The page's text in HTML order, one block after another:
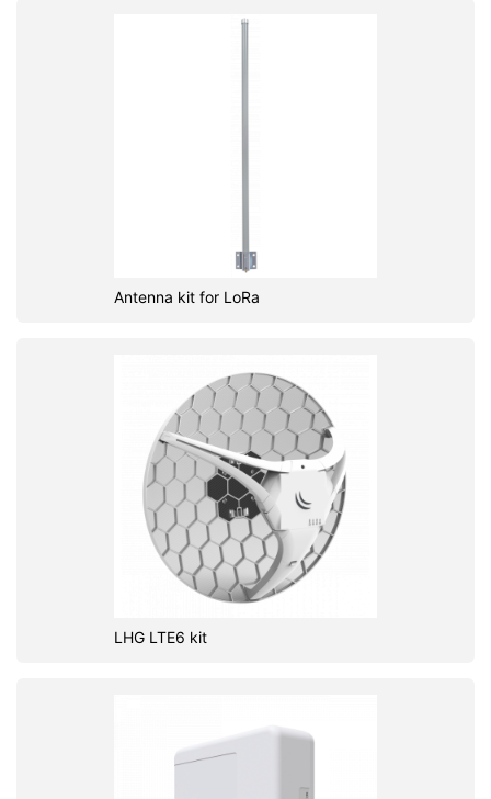
Antenna kit for LoRa
LHG LTE6 kit